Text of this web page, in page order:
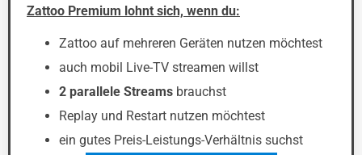
Zattoo Premium lohnt sich, wenn du:
Zattoo auf mehreren Geräten nutzen möchtest
auch mobil Live-TV streamen willst
2 parallele Streams brauchst
Replay und Restart nutzen möchtest
ein gutes Preis-Leistungs-Verhältnis suchst